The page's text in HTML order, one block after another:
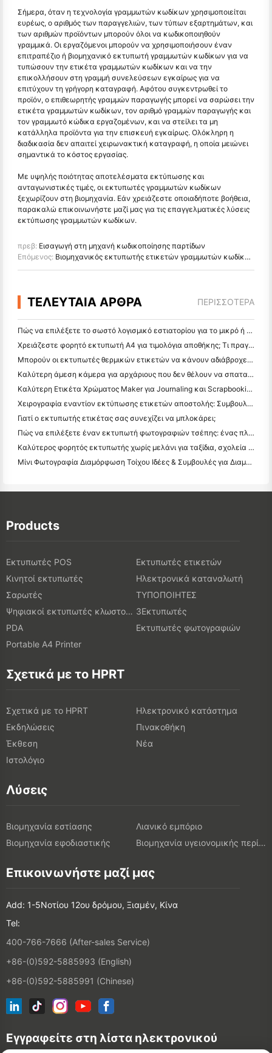
Σήμερα, όταν η τεχνολογία γραμμωτών κωδίκων χρησιμοποιείται
ευρέως, ο αριθμός των παραγγελιών, των τύπων εξαρτημάτων, και
των αριθμών προϊόντων μπορούν όλοι να κωδικοποιηθούν
γραμμικά. Οι εργαζόμενοι μπορούν να χρησιμοποιήσουν έναν
επιτραπέζιο ή βιομηχανικό εκτυπωτή γραμμωτών κωδίκων για να
τυπώσουν την ετικέτα γραμμωτών κωδίκων και να την
επικολλήσουν στη γραμμή συνελεύσεων εγκαίρως για να
επιτύχουν τη γρήγορη καταγραφή. Αφότου συγκεντρωθεί το
προϊόν, ο επιθεωρητής γραμμών παραγωγής μπορεί να σαρώσει την
ετικέτα γραμμωτών κωδίκων, τον αριθμό γραμμών παραγωγής και
τον γραμμωτό κώδικα εργαζομένων, και να στείλει τα μη
κατάλληλα προϊόντα για την επισκευή εγκαίρως. Ολόκληρη η
διαδικασία δεν απαιτεί χειρωνακτική καταγραφή, η οποία μειώνει
σημαντικά το κόστος εργασίας.
Με υψηλής ποιότητας αποτελέσματα εκτύπωσης και
ανταγωνιστικές τιμές, οι εκτυπωτές γραμμωτών κωδίκων
ξεχωρίζουν στη βιομηχανία. Εάν χρειάζεστε οποιαδήποτε βοήθεια,
παρακαλώ επικοινωνήστε μαζί μας για τις επαγγελματικές λύσεις
εκτύπωσης γραμμωτών κωδίκων.
πρεβ: Εισαγωγή στη μηχανή κωδικοποίησης παρτίδων
Επόμενος: Βιομηχανικός εκτυπωτής ετικετών γραμμωτών κωδίκων Επισκόπηση
ΤΕΛΕΥΤΑΙΑ ΑΡΘΡΑ ΠΕΡΙΣΣΌΤΕΡΑ
Πώς να επιλέξετε το σωστό λογισμικό εστιατορίου για το μικρό ή μεσαίο σας εστιατόριο
Χρειάζεστε φορητό εκτυπωτή A4 για τιμολόγια αποθήκης; Τι πραγματικά λειτουργεί
Μπορούν οι εκτυπωτές θερμικών ετικετών να κάνουν αδιάβροχες ετικέτες για προϊόντα μικρών επιχειρήσεων;
Καλύτερη άμεση κάμερα για αρχάριους που δεν θέλουν να σπαταλήσουν χαρτί
Καλύτερη Ετικέτα Χρώματος Maker για Journaling και Scrapbooking: Προσθέστε Περισσότερο Χρώμα σε Κάθε Σελίδα
Χειρογραφία εναντίον εκτύπωσης ετικετών αποστολής: Συμβουλές για τις μικρές επιχειρήσεις το 2026
Γιατί ο εκτυπωτής ετικέτας σας συνεχίζει να μπλοκάρει;
Πώς να επιλέξετε έναν εκτυπωτή φωτογραφιών τσέπης: ένας πλήρης οδηγός για τους χρήστες ημερολογίου, ταξιδιών και iPhone
Καλύτερος φορητός εκτυπωτής χωρίς μελάνι για ταξίδια, σχολεία και κινητή εργασία: Hanin MT620 Pro Review
Μίνι Φωτογραφία Διαμόρφωση Τοίχου Ιδέες & Συμβουλές για Διαμόρφωση Υπνοδωματίου και Κοιτώνα
Products
Εκτυπωτές POS
Εκτυπωτές ετικετών
Κινητοί εκτυπωτές
Ηλεκτρονικά καταναλωτή
Σαρωτές
ΤΥΠΟΠΟΙΗΤΕΣ
Ψηφιακοί εκτυπωτές κλωστοϋφαντουργικών προϊόντων 3Εκτυπωτές
PDA
Εκτυπωτές φωτογραφιών
Portable A4 Printer
Σχετικά με το HPRT
Σχετικά με το HPRT
Ηλεκτρονικό κατάστημα
Εκδηλώσεις
Πινακοθήκη
Έκθεση
Νέα
Ιστολόγιο
Λύσεις
Βιομηχανία εστίασης
Λιανικό εμπόριο
Βιομηχανία εφοδιαστικής
Βιομηχανία υγειονομικής περίθαλψης
Επικοινωνήστε μαζί μας
Add: 1-5Νοτίου 12ου δρόμου, Ξιαμέν, Κίνα
Tel:
400-766-7666 (After-sales Service)
+86-(0)592-5885993 (English)
+86-(0)592-5885991 (Chinese)
Εγγραφείτε στη λίστα ηλεκτρονικού